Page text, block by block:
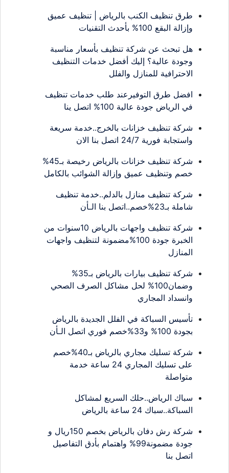
طرق تنظيف الكنب بالرياض | تنظيف عميق
وإزالة البقع 100% بأحدث التقنيات
هل تبحث عن شركة تنظيف بأسعار مناسبة
وجودة عالية؟ إليك أفضل خدمات التنظيف
الاحترافية للمنازل والفلل
افضل طرق التوفيرعند طلب خدمات تنظيف
في الرياض جودة عالية 100% اتصل ينا
شركة تنظيف خزانات بالخرج..خدمة سريعة
واستجابة فورية 24/7 اتصل بنا الان
شركة تنظيف خزانات بالرياض رخيصة بـ45%
خصم وتنظيف عميق وإزالة الشوائب بالكامل
شركة تنظيف منازل بالدلم..خدمة تنظيف
شاملة بـ23%خصم..اتصل بنا الـأن
شركة تنظيف واجهات بالرياض 10سنوات من
الخبرة جودة 100%مضمونة لتنظيف واجهات
المنازل
شركة تنظيف بيارات بالرياض بـ35%
وضمان100% لحل مشاكل الصرف الصحي
وانسداد المجاري
تأسيس السباكة في الفلل الجديدة بالرياض
بجودة 100% و33%خصم فوري اتصل الـأن
شركة تسليك مجاري بالرياض بـ40%خصم
على تسليك المجاري 24 ساعة خدمة
متواصلة
سباك الرياض..حلك السريع لمشاكل
السباكة..سباك 24 ساعة بالرياض
شركة رش دفان بالرياض بخصم 150ريال و
جودة مضمونة99% واهتمام بأدق التفاصيل
اتصل بنا